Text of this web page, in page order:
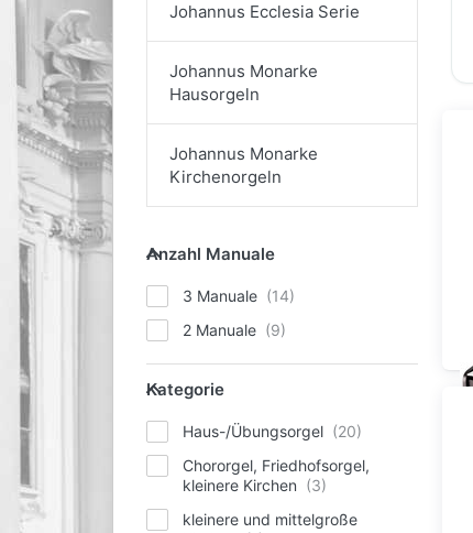
Johannus Ecclesia Serie
Johannus Monarke
Hausorgeln
Johannus Monarke
Kirchenorgeln
Anzahl Manuale
Anzahl Manuale
3 Manuale
2 Manuale
Kategorie
Kategorie
Haus-/Übungsorgel
Chororgel, Friedhofsorgel,
kleinere Kirchen
kleinere und mittelgroße